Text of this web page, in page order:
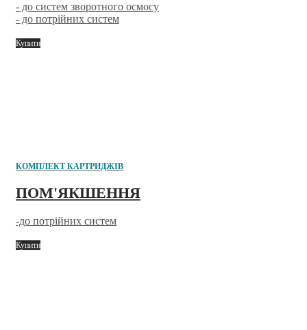
- до систем зворотного осмосу
- до потрійних систем
Купити
КОМПЛЕКТ КАРТРИДЖІВ
ПОМ'ЯКШЕННЯ
-до потрійних систем
Купити